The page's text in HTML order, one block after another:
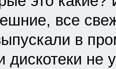
все
в
дискотеки не